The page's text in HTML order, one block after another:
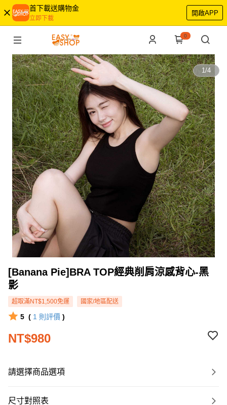
首下載送購物金
立即下載
開啟APP
0
1/4
[Banana Pie]BRA TOP經典削肩涼感背心-黑
影
超取滿NT$1,500免運 國家/地區配送
5 ( 1 則評價 )
NT$980
請選擇商品選項
尺寸對照表